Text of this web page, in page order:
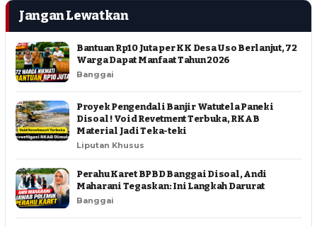
Jangan Lewatkan
Bantuan Rp10 Juta per KK Desa Uso Berlanjut, 72
Warga Dapat Manfaat Tahun 2026
Banggai
Proyek Pengendali Banjir Watutela Paneki
Disoal ! Void Revetment Terbuka, RKAB
Material Jadi Teka-teki
Liputan Khusus
Perahu Karet BPBD Banggai Disoal, Andi
Maharani Tegaskan: Ini Langkah Darurat
Banggai